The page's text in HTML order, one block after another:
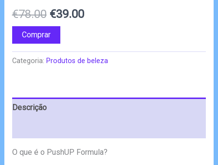
com4.83em
5 com base
em
classificações
de clientes
€78.00 O
preço
original
€39.00O
atual
Comprar
Categoria: Produtos de beleza
Descrição
O que é o PushUP Formula?